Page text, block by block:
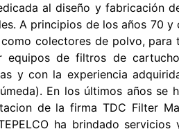
al diseño y fabricación
A principios de los años 70
colectores de polvo, para
equipos de filtros de
y con la experiencia
En los últimos años
de la firma TDC Filter
ha brindado